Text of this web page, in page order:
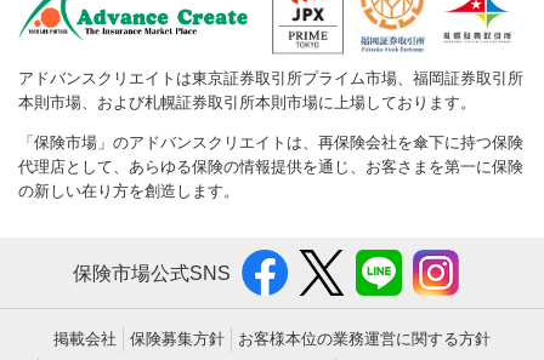
アドバンスクリエイトは東京証券取引所プライム市場、福岡証券取引所
本則市場、および札幌証券取引所本則市場に上場しております。
「保険市場」のアドバンスクリエイトは、再保険会社を傘下に持つ保険
代理店として、あらゆる保険の情報提供を通じ、お客さまを第一に保険
の新しい在り方を創造します。
保険市場公式SNS
掲載会社 保険募集方針 お客様本位の業務運営に関する方針